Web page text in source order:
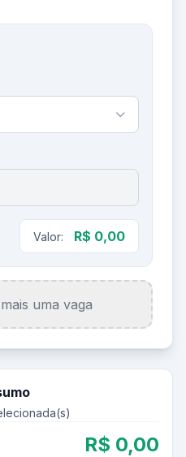
Valor: R$ 0,00
uma vaga
R$ 0,00